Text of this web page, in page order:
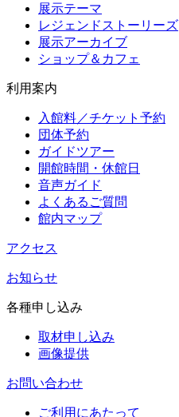
展示テーマ
レジェンドストーリーズ
展示アーカイブ
ショップ＆カフェ
利用案内
入館料／チケット予約
団体予約
ガイドツアー
開館時間・休館日
音声ガイド
よくあるご質問
館内マップ
アクセス
お知らせ
各種申し込み
取材申し込み
画像提供
お問い合わせ
ご利用にあたって